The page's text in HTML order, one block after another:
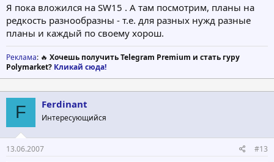
Я пока вложился на SW15 . А там посмотрим, планы на
редкость разнообразны - т.е. для разных нужд разные
планы и каждый по своему хорош.
Реклама: 🔥 Хочешь получить Telegram Premium и стать гуру
Polymarket? Кликай сюда!
F Ferdinant
Интересующийся
13.06.2007 #13